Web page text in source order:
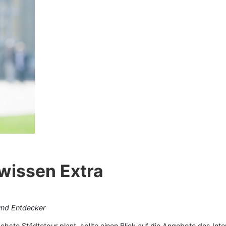
Extra
Entdecker